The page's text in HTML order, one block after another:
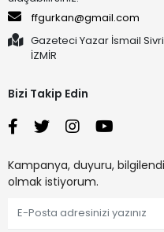
ffgurkan@gmail.com
Gazeteci Yazar İsmail
İZMİR
Bizi Takip Edin
Kampanya, duyuru,
olmak istiyorum.